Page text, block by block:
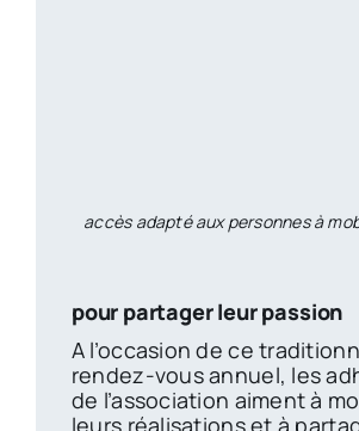
accès adapté aux personnes à
pour partager leur passion
A l’occasion de ce
rendez-vous annuel, les
de l’association aiment à
leurs réalisations et à